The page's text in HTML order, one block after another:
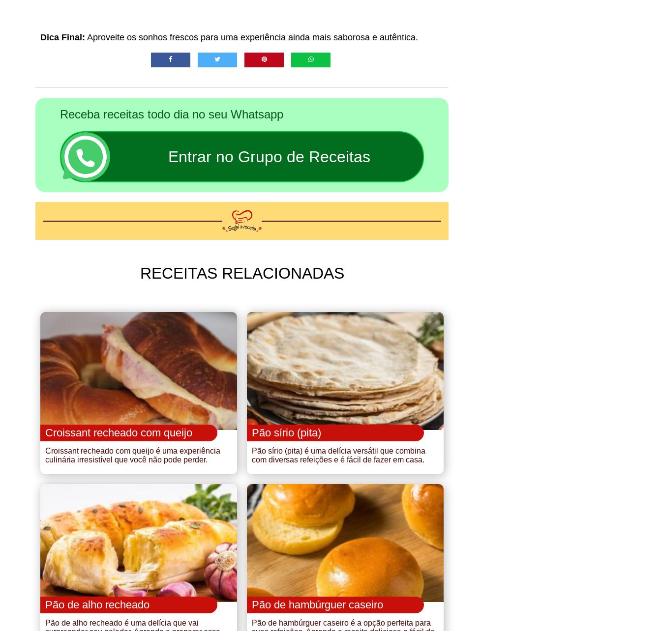
Dica Final: Aproveite os sonhos frescos para uma experiência ainda mais saborosa e autêntica.
Receba receitas todo dia no seu Whatsapp
Entrar no Grupo de Receitas
RECEITAS RELACIONADAS
Croissant recheado com queijo
Croissant recheado com queijo é uma experiência
culinária irresistível que você não pode perder.
Pão sírio (pita)
Pão sírio (pita) é uma delícia versátil que combina
com diversas refeições e é fácil de fazer em casa.
Pão de alho recheado
Pão de alho recheado é uma delícia que vai
Pão de hambúrguer caseiro
Pão de hambúrguer caseiro é a opção perfeita para